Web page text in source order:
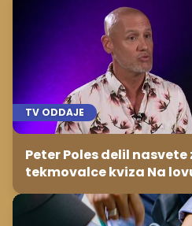
TV ODDAJE
Peter Poles delil
tekmovalce kviza Na